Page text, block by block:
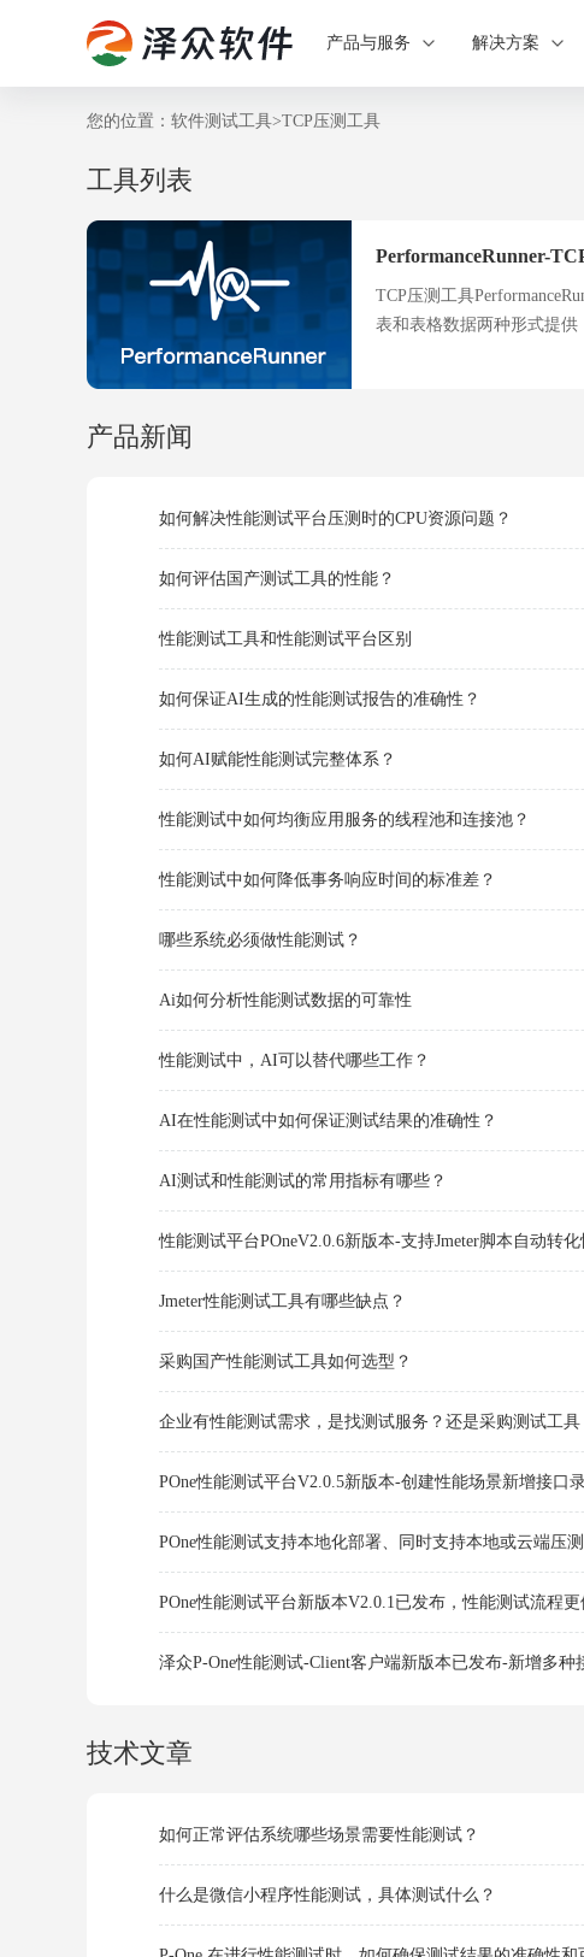
产品与服务 解决方案
您的位置： 软件测试工具>TCP压测工具
工具列表
PerformanceRunner-
TCP压测工具
表和表格数据两种形式提供
产品新闻
如何解决性能测试平台压测时的CPU资源问题？
如何评估国产测试工具的性能？
性能测试工具和性能测试平台区别
如何保证AI生成的性能测试报告的准确性？
如何AI赋能性能测试完整体系？
性能测试中如何均衡应用服务的线程池和连接池？
性能测试中如何降低事务响应时间的标准差？
哪些系统必须做性能测试？
Ai如何分析性能测试数据的可靠性
性能测试中，AI可以替代哪些工作？
AI在性能测试中如何保证测试结果的准确性？
AI测试和性能测试的常用指标有哪些？
性能测试平台POneV2.0.6新版本-支持Jmeter脚本自动转
Jmeter性能测试工具有哪些缺点？
采购国产性能测试工具如何选型？
企业有性能测试需求，是找测试服务？还是采购测试工具
POne性能测试平台V2.0.5新版本-创建性能场景新增接口
POne性能测试支持本地化部署、同时支持本地或云端压
POne性能测试平台新版本V2.0.1已发布，性能测试流程
泽众P-One性能测试-Client客户端新版本已发布-新增多种
技术文章
如何正常评估系统哪些场景需要性能测试？
什么是微信小程序性能测试，具体测试什么？